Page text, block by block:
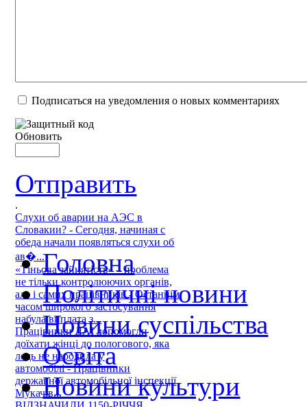
Подписаться на уведомления о новых комментариях
Обновить
Отправить
.
Слухи об аварии на АЭС в
Словакии? - Сегодня, начиная с
обеда начали появляться слухи об
ав�...
«Тіньова зайнятість» – проблема
не тільки контролюючих органів,
але і самих працівників - Останнім
часом широкого застосування
набула виплата з...
Працівники ДАІ допомогли
доїхати жінці до пологового, яка
ледь не народила у
автомобілі - Працівники
державної автомобільної інспекції
Мукачів...
Головна
Політичні новини
Новини суспільства
Освіта
Новини культури